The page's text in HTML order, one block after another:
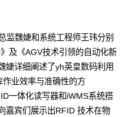
监魏婕和系统工程师王玮分别
及《AGV技术引领的自动化新
详细阐述了yh英皇数码利用
业效率与准确性的方
体化读写器和iWMS系统搭
宾们展示出RFID 技术在物